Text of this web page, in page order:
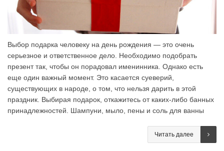
Выбор подарка человеку на день рождения — это очень
серьезное и ответственное дело. Необходимо подобрать
презент так, чтобы он порадовал именинника. Однако есть
еще один важный момент. Это касается суеверий,
существующих в народе, о том, что нельзя дарить в этой
праздник. Выбирая подарок, откажитесь от каких-либо банных
принадлежностей. Шампуни, мыло, пены и соль для ванны
Читать далее